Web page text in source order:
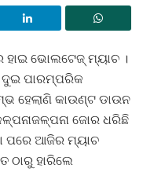
ହାଇ ଭୋଲଟେଜ୍ ମ୍ୟାଚ ।
ଦୁଇ ପାରମ୍ପରିକ
ହେଲାଣି କାଉଣ୍ଟ ଡାଉନ
ଜୋର ଧରିଛି
ପରେ ଆଜିର ମ୍ୟାଚ
ଠାରୁ ହାରିଲେ